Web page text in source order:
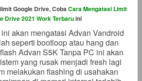
Google Drive, CobaCara Mengatasi Limit
Drive 2021 Work Terbaruini
akan mengatasi Advan Vandroid
seperti bootloop atau hang dan
Advan S5K Tanpa PC ini akan
yang rusak menjadi fresh lagi
melakukan flashing di usahakan